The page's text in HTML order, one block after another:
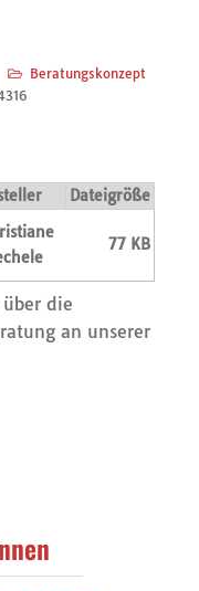
Beratungskonzept
Dateigröße
77 KB
die
an unserer